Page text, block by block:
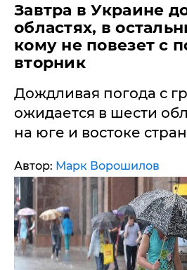
Завтра в Украине
областях, в
кому не повезет с
вторник
Дождливая погода с
ожидается в шести
на юге и востоке
Автор: Марк Ворошилов